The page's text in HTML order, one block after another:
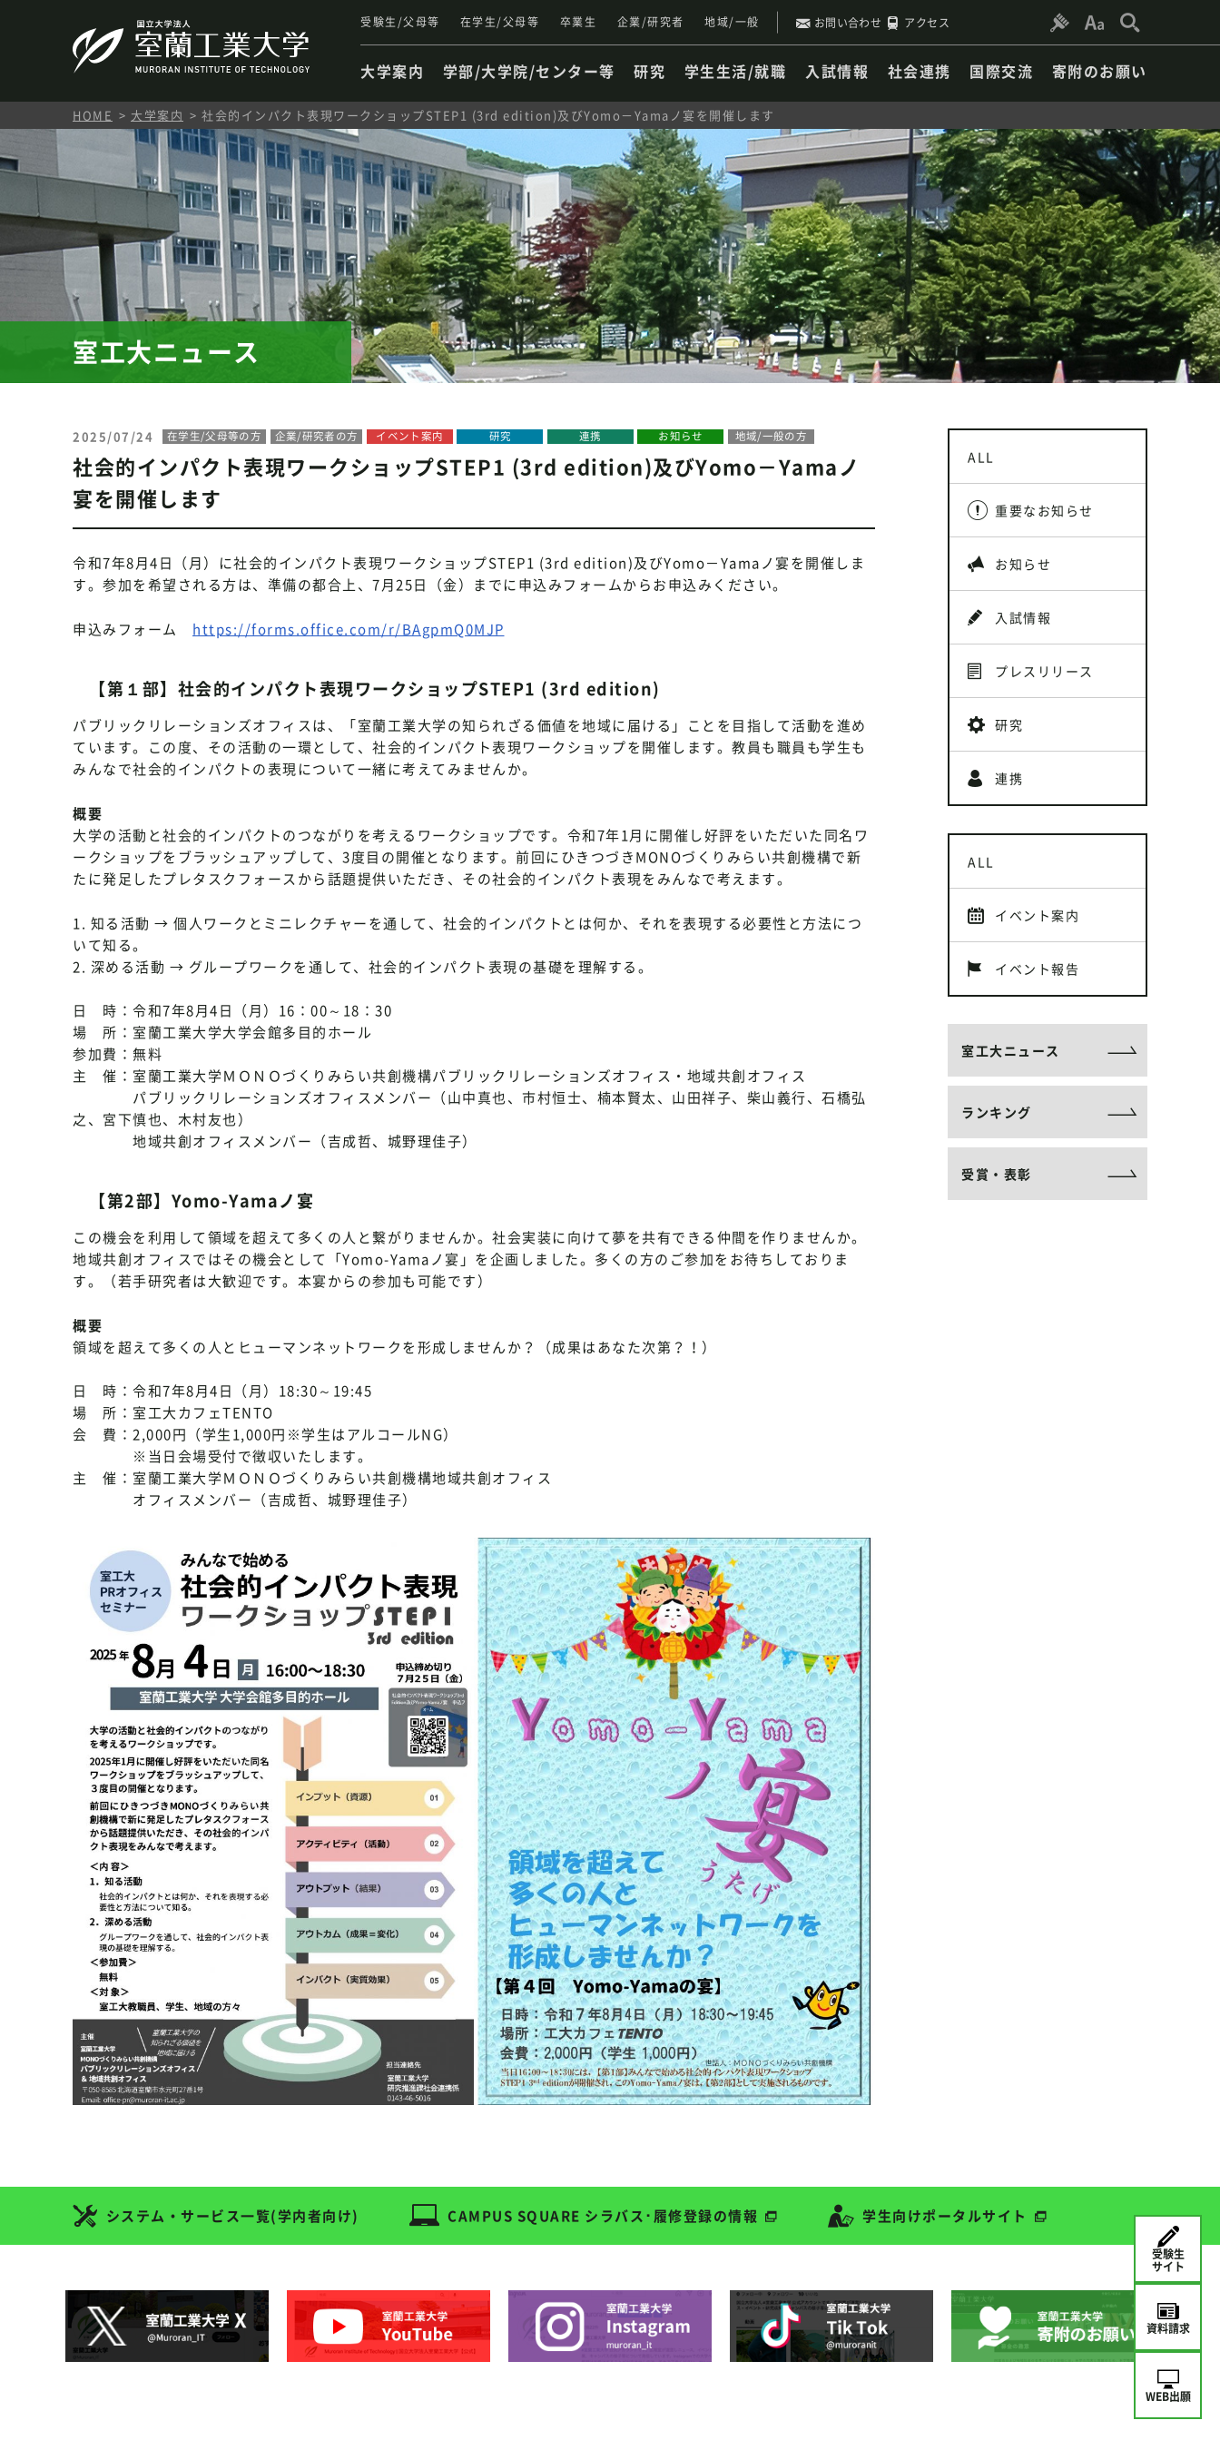
受験生/父母等 在学生/父母等 卒業生 企業/研究者 地域/一般 お問い合わせ アクセス
大学案内 学部/大学院/センター等 研究 学生生活/就職 入試情報 社会連携 国際交流 寄附のお願い
受験生
サイト
資料請求
WEB出願
HOME 大学案内 社会的インパクト表現ワークショップSTEP1 (3rd edition)及びYomo－Yamaノ宴を開催します
室工大ニュース
2025/07/24 在学生/父母等の方 企業/研究者の方 イベント案内 研究 連携 お知らせ 地域/一般の方
社会的インパクト表現ワークショップSTEP1 (3rd edition)及びYomo－Yamaノ
宴を開催します
令和7年8月4日（月）に社会的インパクト表現ワークショップSTEP1 (3rd edition)及びYomo－Yamaノ宴を開催しま
す。参加を希望される方は、準備の都合上、7月25日（金）までに申込みフォームからお申込みください。
申込みフォーム https://forms.office.com/r/BAgpmQ0MJP
【第１部】社会的インパクト表現ワークショップSTEP1 (3rd edition)
パブリックリレーションズオフィスは、「室蘭工業大学の知られざる価値を地域に届ける」ことを目指して活動を進め
ています。この度、その活動の一環として、社会的インパクト表現ワークショップを開催します。教員も職員も学生も
みんなで社会的インパクトの表現について一緒に考えてみませんか。
概要
大学の活動と社会的インパクトのつながりを考えるワークショップです。令和7年1月に開催し好評をいただいた同名ワ
ークショップをブラッシュアップして、3度目の開催となります。前回にひきつづきMONOづくりみらい共創機構で新
たに発足したプレタスクフォースから話題提供いただき、その社会的インパクト表現をみんなで考えます。
1. 知る活動 → 個人ワークとミニレクチャーを通して、社会的インパクトとは何か、それを表現する必要性と方法につ
いて知る。
2. 深める活動 → グループワークを通して、社会的インパクト表現の基礎を理解する。
日 時：令和7年8月4日（月）16：00～18：30
場 所：室蘭工業大学大学会館多目的ホール
参加費：無料
主 催：室蘭工業大学ＭＯＮＯづくりみらい共創機構パブリックリレーションズオフィス・地域共創オフィス
パブリックリレーションズオフィスメンバー（山中真也、市村恒士、楠本賢太、山田祥子、柴山義行、石橋弘
之、宮下慎也、木村友也）
地域共創オフィスメンバー（吉成哲、城野理佳子）
【第2部】Yomo-Yamaノ宴
この機会を利用して領域を超えて多くの人と繋がりませんか。社会実装に向けて夢を共有できる仲間を作りませんか。
地域共創オフィスではその機会として「Yomo-Yamaノ宴」を企画しました。多くの方のご参加をお待ちしておりま
す。（若手研究者は大歓迎です。本宴からの参加も可能です）
概要
領域を超えて多くの人とヒューマンネットワークを形成しませんか？（成果はあなた次第？！）
日 時：令和7年8月4日（月）18:30～19:45
場 所：室工大カフェTENTO
会 費：2,000円（学生1,000円※学生はアルコールNG）
※当日会場受付で徴収いたします。
主 催：室蘭工業大学ＭＯＮＯづくりみらい共創機構地域共創オフィス
オフィスメンバー（吉成哲、城野理佳子）
ALL
重要なお知らせ
お知らせ
入試情報
プレスリリース
研究
連携
ALL
イベント案内
イベント報告
室工大ニュース
ランキング
受賞・表彰
システム・サービス一覧(学内者向け) CAMPUS SQUARE シラバス･履修登録の情報 学生向けポータルサイト